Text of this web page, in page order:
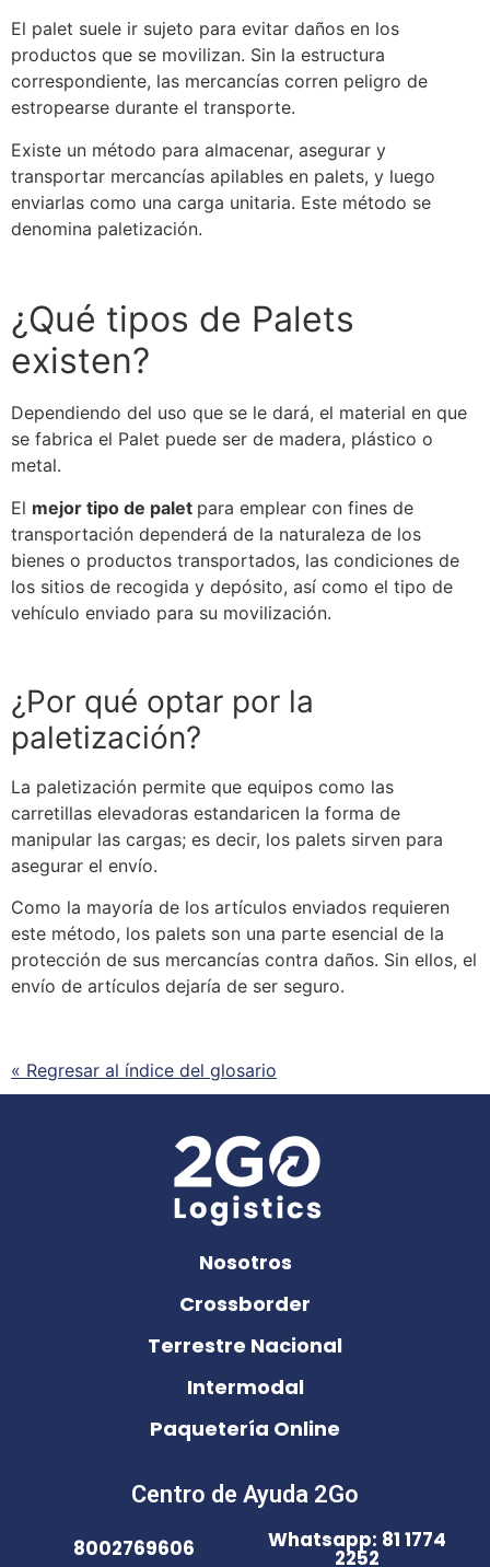
El palet suele ir sujeto para evitar daños en los
productos que se movilizan. Sin la estructura
correspondiente, las mercancías corren peligro de
estropearse durante el transporte.
Existe un método para almacenar, asegurar y
transportar mercancías apilables en palets, y luego
enviarlas como una carga unitaria. Este método se
denomina paletización.
¿Qué tipos de Palets
existen?
Dependiendo del uso que se le dará, el material en que
se fabrica el Palet puede ser de madera, plástico o
metal.
El mejor tipo de palet para emplear con fines de
transportación dependerá de la naturaleza de los
bienes o productos transportados, las condiciones de
los sitios de recogida y depósito, así como el tipo de
vehículo enviado para su movilización.
¿Por qué optar por la
paletización?
La paletización permite que equipos como las
carretillas elevadoras estandaricen la forma de
manipular las cargas; es decir, los palets sirven para
asegurar el envío.
Como la mayoría de los artículos enviados requieren
este método, los palets son una parte esencial de la
protección de sus mercancías contra daños. Sin ellos, el
envío de artículos dejaría de ser seguro.
« Regresar al índice del glosario
Nosotros
Crossborder
Terrestre Nacional
Intermodal
Paquetería Online
Centro de Ayuda 2Go
8002769606 Whatsapp: 81 1774
2252